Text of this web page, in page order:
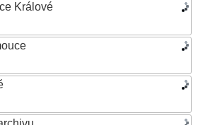
Králové